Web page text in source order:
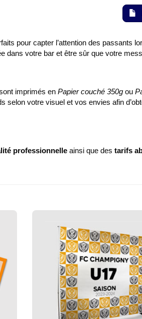
pour capter l’attention des passants
dans votre bar et être sûr que votre
imprimés en Papier couché 350g ou
selon votre visuel et vos envies afin
professionnelle ainsi que des tarifs